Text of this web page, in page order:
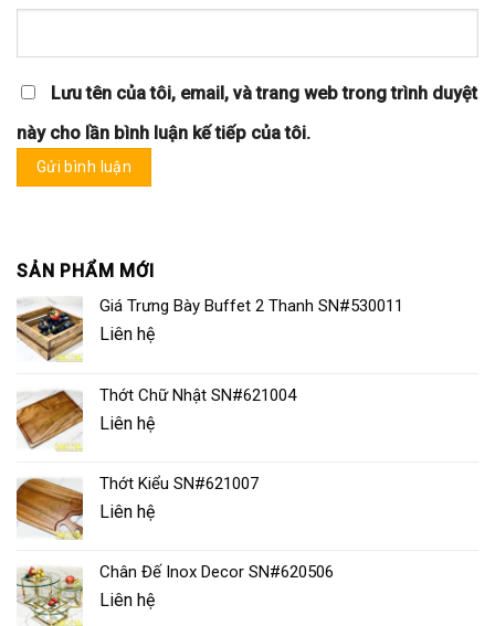
Lưu tên của tôi, email, và trang web trong trình duyệt
này cho lần bình luận kế tiếp của tôi.
SẢN PHẨM MỚI
Giá Trưng Bày Buffet 2 Thanh SN#530011
Liên hệ
Thớt Chữ Nhật SN#621004
Liên hệ
Thớt Kiểu SN#621007
Liên hệ
Chân Đế Inox Decor SN#620506
Liên hệ